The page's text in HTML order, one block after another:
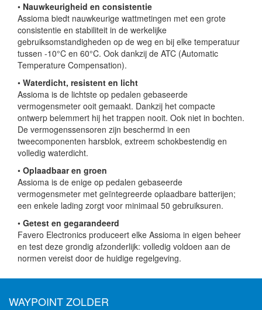
• Nauwkeurigheid en consistentie
Assioma biedt nauwkeurige wattmetingen met een grote
consistentie en stabiliteit in de werkelijke
gebruiksomstandigheden op de weg en bij elke temperatuur
tussen -10°C en 60°C. Ook dankzij de ATC (Automatic
Temperature Compensation).
• Waterdicht, resistent en licht
Assioma is de lichtste op pedalen gebaseerde
vermogensmeter ooit gemaakt. Dankzij het compacte
ontwerp belemmert hij het trappen nooit. Ook niet in bochten.
De vermogenssensoren zijn beschermd in een
tweecomponenten harsblok, extreem schokbestendig en
volledig waterdicht.
• Oplaadbaar en groen
Assioma is de enige op pedalen gebaseerde
vermogensmeter met geïntegreerde oplaadbare batterijen;
een enkele lading zorgt voor minimaal 50 gebruiksuren.
• Getest en gegarandeerd
Favero Electronics produceert elke Assioma in eigen beheer
en test deze grondig afzonderlijk: volledig voldoen aan de
normen vereist door de huidige regelgeving.
WAYPOINT ZOLDER